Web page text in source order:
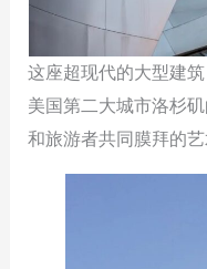
这座超现代的大型建
美国第二大城市洛杉
和旅游者共同膜拜的艺